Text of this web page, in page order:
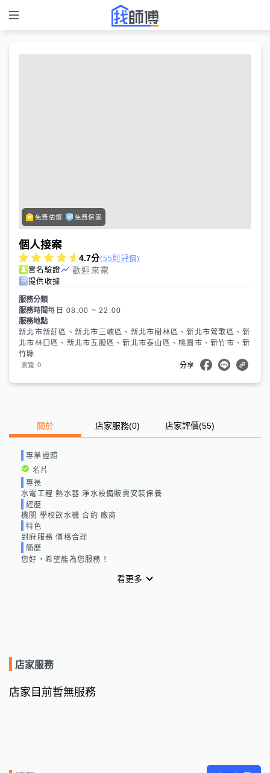
免費估價 免費保固
個人接案
4.7分(55則評價)
實名驗證
歡迎來電
提供收據
服務分類
服務時間每日 08:00 ~ 22:00
服務地點
新北市新莊區、新北市三峽區、新北市樹林區、新北市鶯歌區、新
北市林口區、新北市五股區、新北市泰山區、桃園市、新竹市、新
竹縣
瀏覽 0 分享
關於 店家服務(0) 店家評價(55)
專業證照
名片
專長
水電工程 熱水器 淨水設備販賣安裝保養
經歷
機關 學校飲水機 合約 廠商
特色
到府服務 價格合理
簡歷
您好，希望能為您服務！
看更多
店家服務
店家目前暫無服務